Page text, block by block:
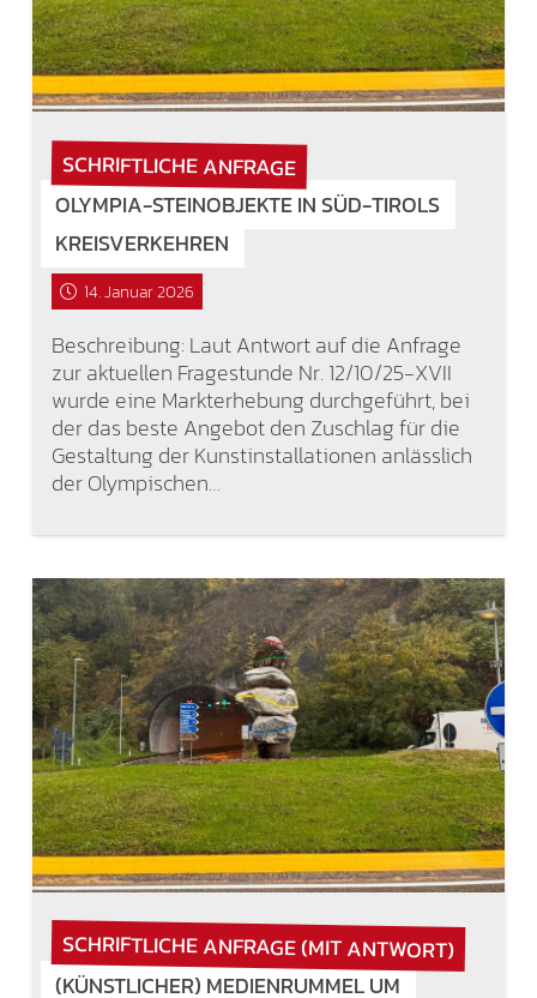
SCHRIFTLICHE ANFRAGE
OLYMPIA-STEINOBJEKTE IN SÜD-TIROLS
KREISVERKEHREN
14. Januar 2026
Beschreibung: Laut Antwort auf die Anfrage
zur aktuellen Fragestunde Nr. 12/10/25-XVII
wurde eine Markterhebung durchgeführt, bei
der das beste Angebot den Zuschlag für die
Gestaltung der Kunstinstallationen anlässlich
der Olympischen…
SCHRIFTLICHE ANFRAGE (MIT ANTWORT)
(KÜNSTLICHER) MEDIENRUMMEL UM